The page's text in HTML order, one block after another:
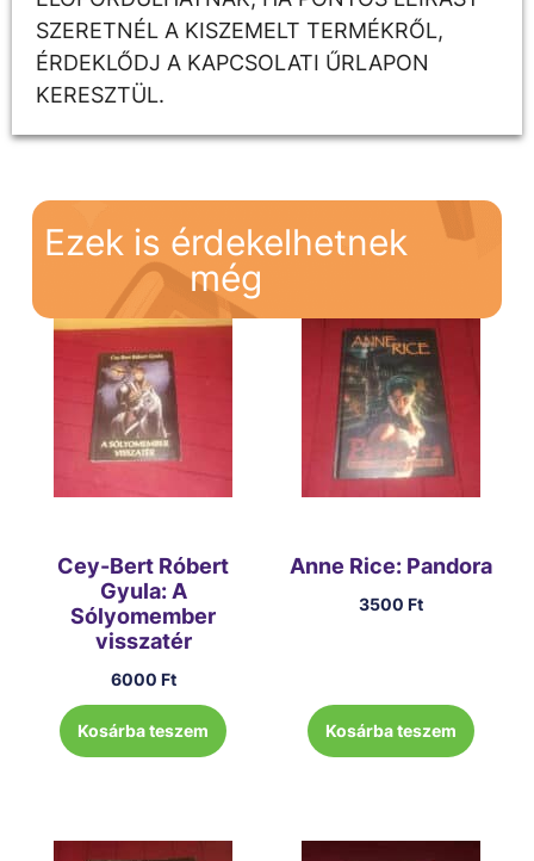
SZERETNÉL A KISZEMELT TERMÉKRŐL,
ÉRDEKLŐDJ A KAPCSOLATI ŰRLAPON
KERESZTÜL.
Ezek is érdekelhetnek
még
Cey-Bert Róbert
Gyula: A
Sólyomember
visszatér
6000 Ft
Kosárba teszem
Anne Rice: Pandora
3500 Ft
Kosárba teszem